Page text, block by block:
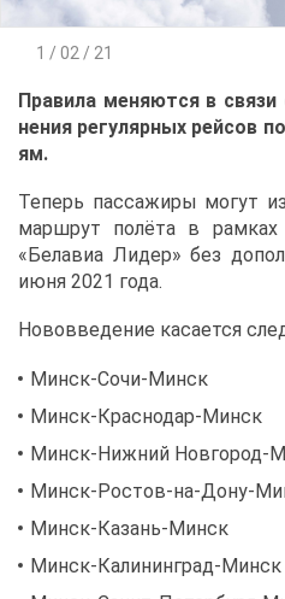
1 / 02 / 21
Пра­ви­ла ме­ня­ют­ся в
не­ния ре­гу­ляр­ных рей­сов
ям.
Те­перь пас­са­жи­ры мо­гут
марш­рут по­лё­та в
«Бе­ла­виа Ли­дер» без
июня 2021 го­да.
Но­во­вве­де­ние ка­са­ет­ся
Минск-Со­чи-Минск
Минск-Крас­но­дар-Минск
Минск-Ниж­ний Нов­го­род-
Минск-Ро­стов-на-До­ну-
Минск-Ка­зань-Минск
Минск-Ка­ли­нин­град-Минск